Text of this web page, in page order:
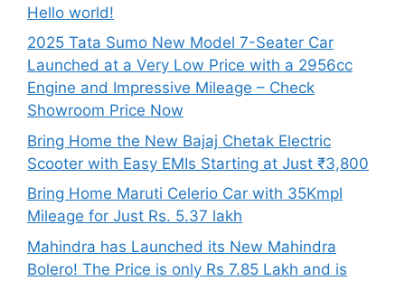
Hello world!
2025 Tata Sumo New Model 7-Seater Car
Launched at a Very Low Price with a 2956cc
Engine and Impressive Mileage – Check
Showroom Price Now
Bring Home the New Bajaj Chetak Electric
Scooter with Easy EMIs Starting at Just ₹3,800
Bring Home Maruti Celerio Car with 35Kmpl
Mileage for Just Rs. 5.37 lakh
Mahindra has Launched its New Mahindra
Bolero! The Price is only Rs 7.85 Lakh and is